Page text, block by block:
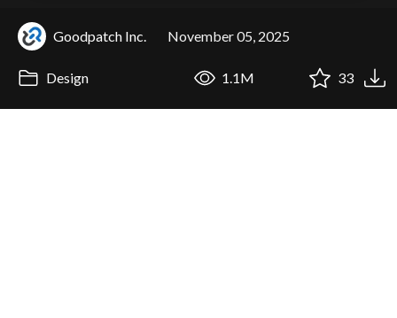
Goodpatch Inc. November 05, 2025
Design 1.1M 33